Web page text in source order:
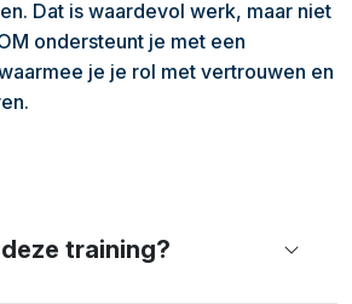
Dat is waardevol werk, maar niet
ondersteunt je met een
je je rol met vertrouwen en
training?